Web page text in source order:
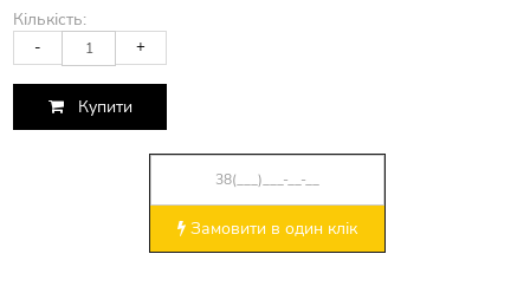
Кількість:
- +
Купити
Замовити в один клік